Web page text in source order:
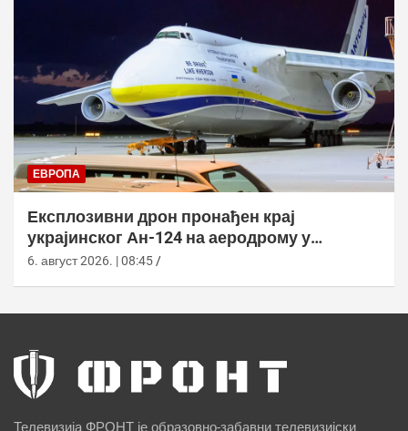
ЕВРОПА
Експлозивни дрон пронађен крај
украјинског Ан-124 на аеродрому у
Лајпцигу
6. август 2026. | 08:45